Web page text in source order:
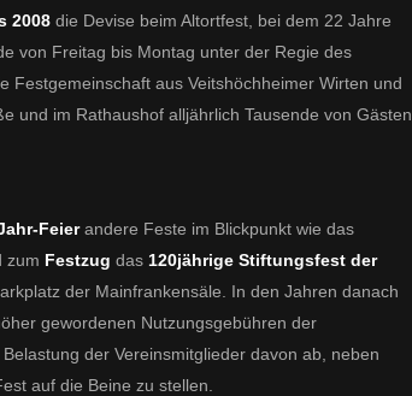
2008 die Devise beim Altortfest, bei dem 22 Jahre
von Freitag bis Montag unter der Regie des
Festgemeinschaft aus Veitshöchheimer Wirten und
und im Rathaushof alljährlich Tausende von Gästen
Feierandere Feste im Blickpunkt wie das
zum Festzug das 120jährige Stiftungsfest der
der Mainfrankensäle. In den Jahren danach
gewordenen Nutzungsgebühren der
der Vereinsmitglieder davon ab, neben
auf die Beine zu stellen.